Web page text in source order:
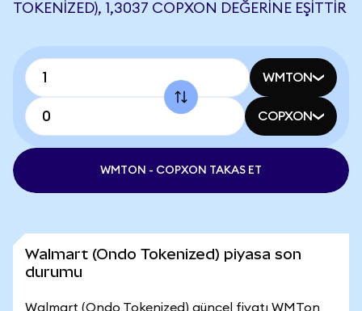
TOKENIZED), 1,3037 COPXON DEĞERINE EŞITTIR
WMTON
COPXON
WMTON - COPXON TAKAS ET
Walmart (Ondo Tokenized) piyasa son
durumu
Walmart (Ondo Tokenized) güncel fiyatı WMTon